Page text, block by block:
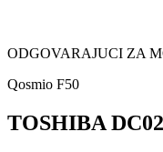
ODGOVARAJUCI ZA
Qosmio F50
TOSHIBA